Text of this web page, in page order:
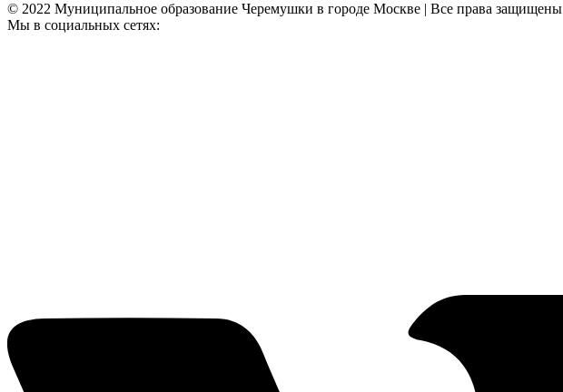
© 2022 Муниципальное образование Черемушки в городе Москве | Все права защищены
Мы в социальных сетях: